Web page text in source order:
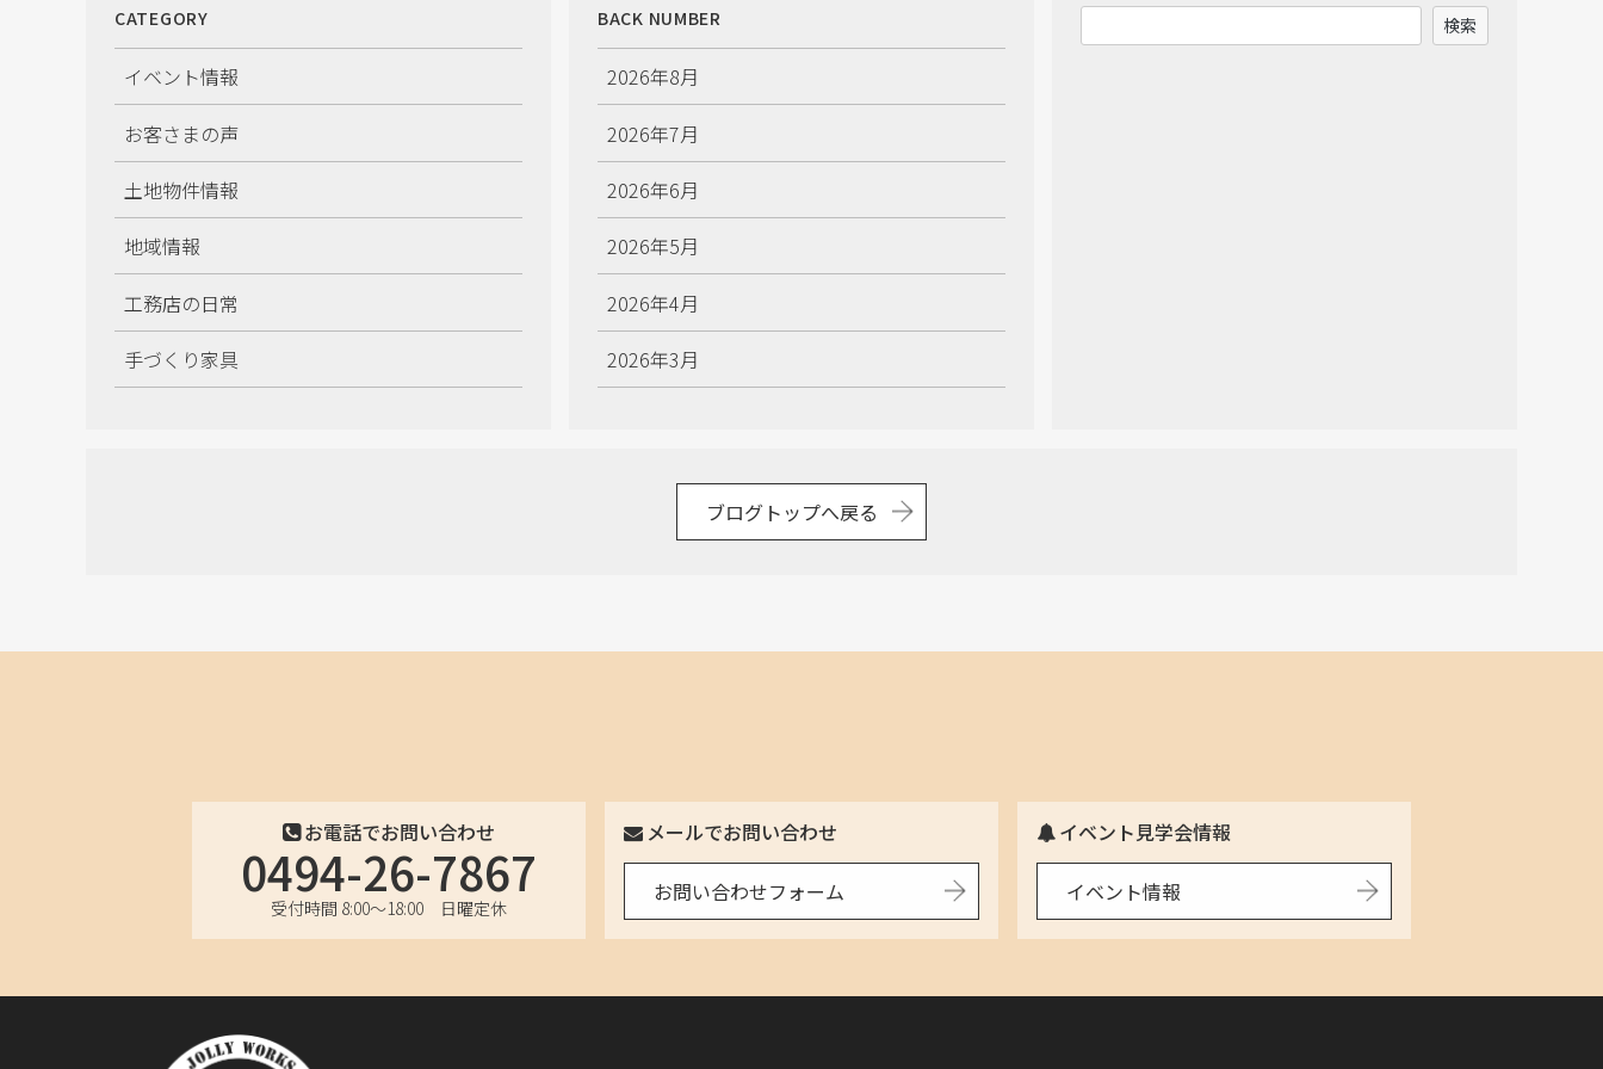
ン
CATEGORY
イベント情報
お客さまの声
土地物件情報
地域情報
工務店の日常
手づくり家具
BACK NUMBER
2026年8月
2026年7月
2026年6月
2026年5月
2026年4月
2026年3月
2025年7月
2025年6月
2025年5月
索
検索
ブログトップへ戻る
お電話でお問い合わせ
0494-26-7867
受付時間 8:00〜18:00 日曜定休
メールでお問い合わせ
お問い合わせフォーム
イベント見学会情報
イベント情報